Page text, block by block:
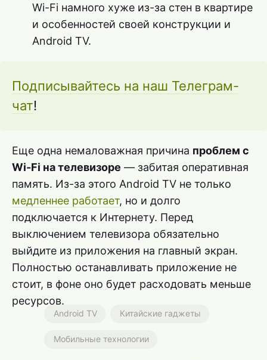
Wi-Fi намного хуже из-за стен в квартире
и особенностей своей конструкции и
Android TV.
Подписывайтесь на наш Телеграм-
чат!
Еще одна немаловажная причина проблем с
Wi-Fi на телевизоре — забитая оперативная
память. Из-за этого Android TV не только
медленнее работает, но и долго
подключается к Интернету. Перед
выключением телевизора обязательно
выйдите из приложения на главный экран.
Полностью останавливать приложение не
стоит, в фоне оно будет расходовать меньше
ресурсов.
Android TV Китайские гаджеты
Мобильные технологии